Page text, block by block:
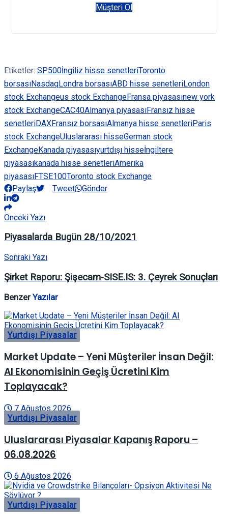
Müşteri Ol
Etiketler: SP500İngiliz hisse senetleriToronto
borsasıNasdaqLondra borsasıABD hisse senetleriLondon
stock Exchangeus stock ExchangeFransa piyasasınew york
stock ExchangeCAC40Almanya piyasasıFransız hisse
senetleriDAXFransız borsasıAlmanya hisse senetleriParis
stock ExchangeUluslararası hisseGerman stock
ExchangeKanada piyasasıyurtdışı hisseİngiltere
piyasasıkanada hisse senetleriAmerika
piyasasıFTSE100Toronto stock Exchange
Paylaş
Tweet Gönder
Önceki Yazı
Piyasalarda Bugün 28/10/2021
Sonraki Yazı
Şirket Raporu: Şişecam-SISE.IS: 3. Çeyrek Sonuçları
BenzerYazılar
Yurtdışı Piyasalar
Market Update – Yeni Müşteriler İnsan Değil:
AI Ekonomisinin Geçiş Ücretini Kim
Toplayacak?
7 Ağustos 2026
Yurtdışı Piyasalar
Uluslararası Piyasalar Kapanış Raporu –
06.08.2026
6 Ağustos 2026
Yurtdışı Piyasalar